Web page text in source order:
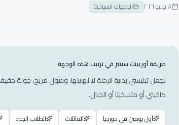
٨ يونيو ٢٠٢٦ الوجهات السياحية
طريقة أوريينت سيتيز في ترتيب هذه الوجهة
نجعل تبليسي بداية الرحلة لا نهايتها: وصول مريح، جولة
كاخيتي أو متسخيتا أو الجبال.
أول يومين في جورجيا العائلات الطلاب الجدد